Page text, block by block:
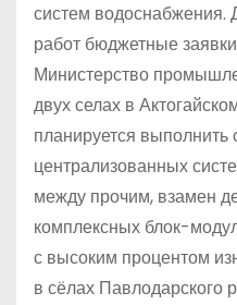
систем водоснабжения.
работ бюджетные
Министерство
двух селах в
планируется выполнить
централизованных
между прочим, взамен
комплексных блок-
с высоким процентом
в сёлах